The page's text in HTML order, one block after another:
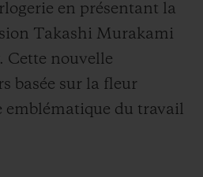
en présentant la
Takashi Murakami
Cette nouvelle
basée sur la fleur
emblématique du travail
en passant par la